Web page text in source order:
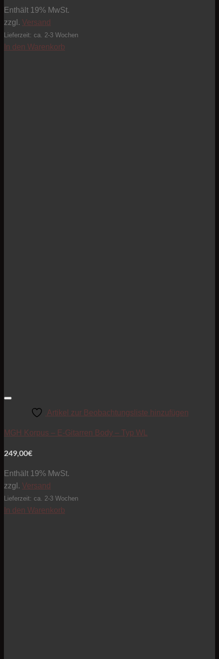
Enthält 19% MwSt.
zzgl. Versand
Lieferzeit: ca. 2-3 Wochen
In den Warenkorb
Artikel zur Beobachtungsliste hinzufügen
MGH Korpus – E-Gitarren Body – Typ WL
249,00€
Enthält 19% MwSt.
zzgl. Versand
Lieferzeit: ca. 2-3 Wochen
In den Warenkorb